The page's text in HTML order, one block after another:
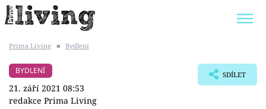
BYDLENÍ SLAVNÝCH
Prima Living ■ Bydlení
BYDLENÍ
21. září 2021 08:53
redakce Prima Living
SDÍLET